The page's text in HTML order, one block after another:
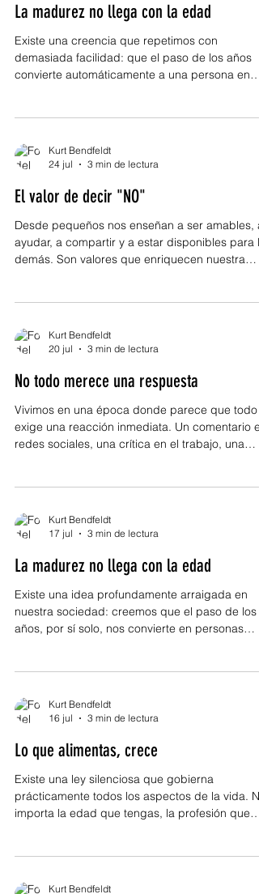
y, en ocasiones, con la valentía de dejar atrás
aquello que ya no nos permite
La madurez no llega con la edad
Existe una creencia que repetimos con
demasiada facilidad: que el paso de los años
convierte automáticamente a una persona en
siempre avanzan de la mano. Hay jóvenes
capaces de afrontar la vida con una serenidad
desde el orgullo, la impulsividad o la necesidad
Kurt Bendfeldt
24 jul
3 min de lectura
El valor de decir "NO"
Desde pequeños nos enseñan a ser amables, a
ayudar, a compartir y a estar disponibles para
demás. Son valores que enriquecen nuestra
con equilibrio: no. Decir "no" suele generar
incomodidad. Tememos decepcionar a alguien,
nos rodean. Por esa razón aceptamos
compromisos que no podemos
Kurt Bendfeldt
20 jul
3 min de lectura
No todo merece una respuesta
Vivimos en una época donde parece que todo
exige una reacción inmediata. Un comentario en
redes sociales, una crítica en el trabajo, una
debemos responder a todo, defender cada
postura y justificar cada decisión. Sin darnos
cualquier situación que reclame unos minutos
nuestra atención. Sin e
Kurt Bendfeldt
17 jul
3 min de lectura
La madurez no llega con la edad
Existe una idea profundamente arraigada en
nuestra sociedad: creemos que el paso de los
años, por sí solo, nos convierte en personas
que solo las decisiones pueden hacer. Sin
embargo, basta observar nuestro entorno para
siempre caminan de la mano. Todos conocemos
personas jóvenes con una capacidad admirable
Kurt Bendfeldt
16 jul
3 min de lectura
Lo que alimentas, crece
Existe una ley silenciosa que gobierna
prácticamente todos los aspectos de la vida. No
importa la edad que tengas, la profesión que
con los sueños, pero también con los miedos.
Kurt Bendfeldt